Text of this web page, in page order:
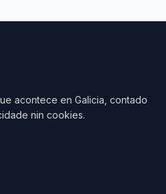
acontece en Galicia, contado
nin cookies.